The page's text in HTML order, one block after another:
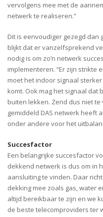
vervolgens mee met de
netwerk te realiseren.”
Dit is eenvoudiger gezegd dan
blijkt dat er vanzelfsprekend
nodig is om zo’n netwerk
implementeren. “Er zijn strikte
moet het indoor signaal
komt. Ook mag het signaal
buiten lekken. Zend dus niet te
gemiddeld DAS netwerk heeft
onder andere voor het
Succesfactor
Een belangrijke succesfactor
dekkend netwerk is dus om in
aansluiting te vinden. Daar
dekking mee zoals gas, water
altijd bereikbaar te zijn en we
de beste telecomproviders ter